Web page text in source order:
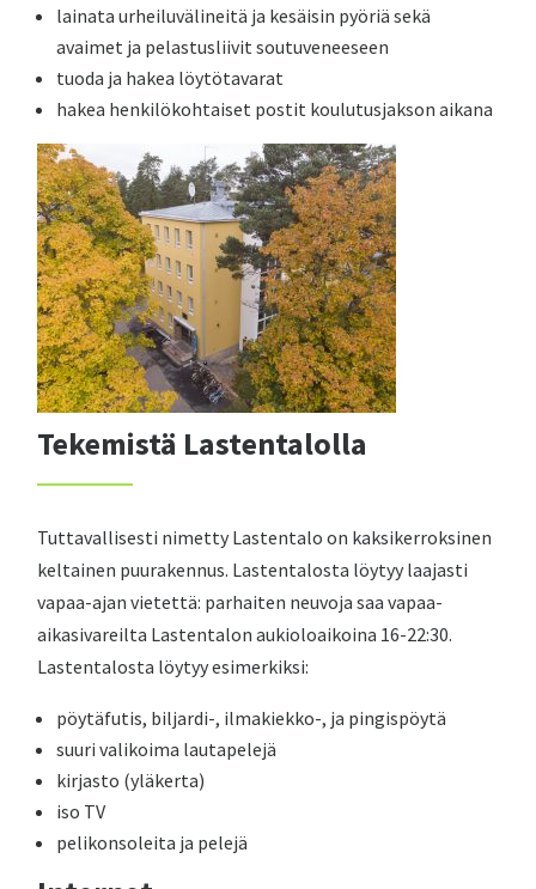
lainata urheiluvälineitä ja kesäisin pyöriä sekä
avaimet ja pelastusliivit soutuveneeseen
tuoda ja hakea löytötavarat
hakea henkilökohtaiset postit koulutusjakson aikana
Tekemistä Lastentalolla
Tuttavallisesti nimetty Lastentalo on kaksikerroksinen
keltainen puurakennus. Lastentalosta löytyy laajasti
vapaa-ajan vietettä: parhaiten neuvoja saa vapaa-
aikasivareilta Lastentalon aukioloaikoina 16-22:30.
Lastentalosta löytyy esimerkiksi:
pöytäfutis, biljardi-, ilmakiekko-, ja pingispöytä
suuri valikoima lautapelejä
kirjasto (yläkerta)
iso TV
pelikonsoleita ja pelejä